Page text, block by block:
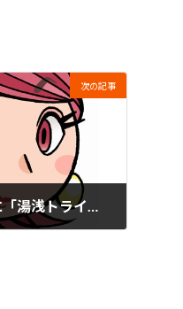
次の記事